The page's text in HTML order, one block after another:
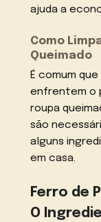
ajuda a
Como
Queimado
É comum
enfrentem o
roupa
são
alguns
em casa.
Ferro de
O